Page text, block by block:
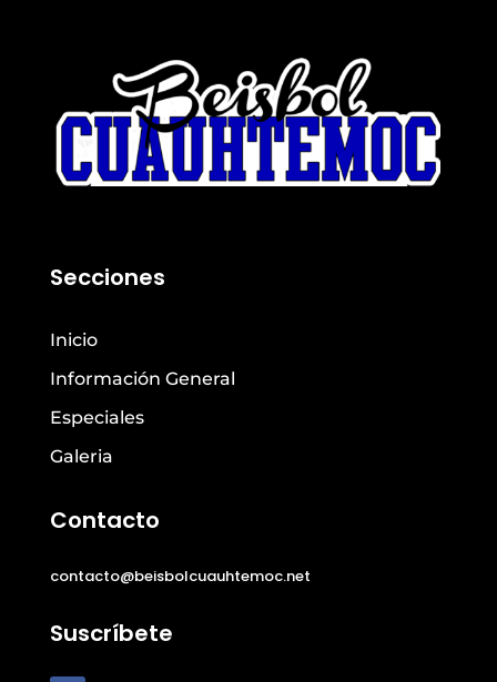
Secciones
Inicio
Información General
Especiales
Galeria
Contacto
contacto@beisbolcuauhtemoc.net
Suscríbete